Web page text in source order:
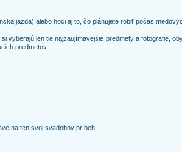
jazda) alebo hoci aj to, čo plánujete robiť počas
len tie najzaujímavejšie predmety a fotografie,
predmetov:
na ten svoj svadobný príbeh.